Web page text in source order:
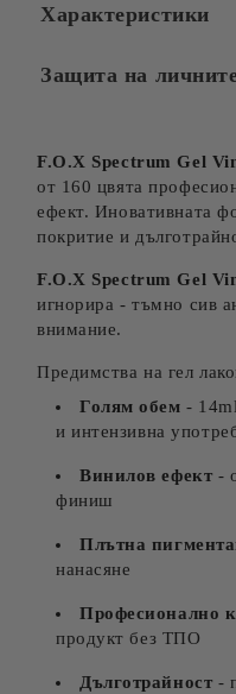
Характеристики
Защита на
F.O.X Spectrum Gel
от 160 цвята
ефект. Иновативната
покритие и
F.O.X Spectrum Gel
игнорира - тъмно сив
внимание.
Предимства на гел
Голям обем -
и интензивна
Винилов ефект -
финиш
Плътна
нанасяне
Професионално
продукт без ТПО
Дълготрайност -